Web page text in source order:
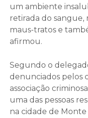
um ambiente
retirada do
maus-tratos e
afirmou.
Segundo o
denunciados pelos
associação
uma das pessoas
na cidade de